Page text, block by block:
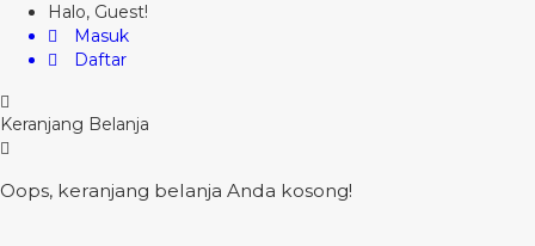
Halo, Guest!
Masuk
Daftar
Keranjang Belanja
Oops, keranjang belanja Anda kosong!